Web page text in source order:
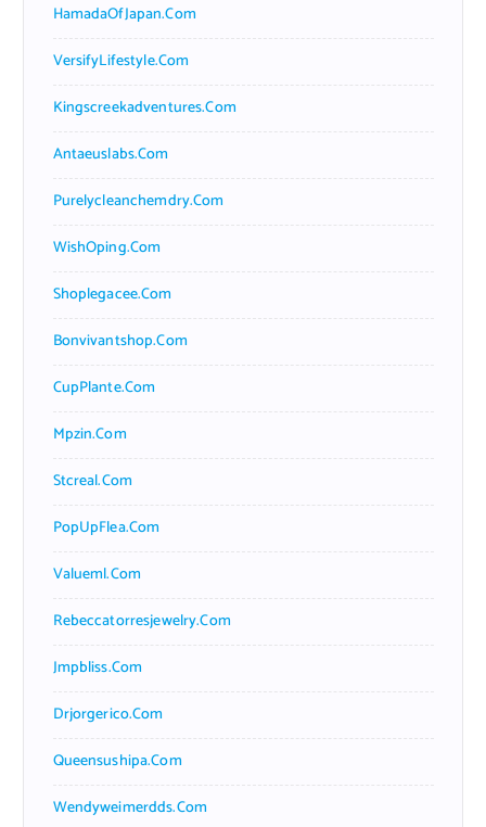
HamadaOfJapan.com
VersifyLifestyle.com
Kingscreekadventures.com
Antaeuslabs.com
Purelycleanchemdry.com
WishOping.com
Shoplegacee.com
Bonvivantshop.com
CupPlante.com
Mpzin.com
Stcreal.com
PopUpFlea.com
Valueml.com
Rebeccatorresjewelry.com
Jmpbliss.com
Drjorgerico.com
Queensushipa.com
Wendyweimerdds.com